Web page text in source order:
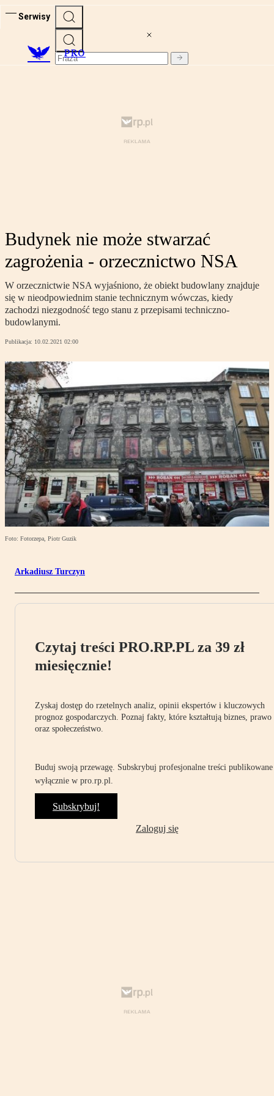
Serwisy
PRO
Budynek nie może stwarzać
zagrożenia - orzecznictwo NSA
W orzecznictwie NSA wyjaśniono, że obiekt budowlany znajduje
się w nieodpowiednim stanie technicznym wówczas, kiedy
zachodzi niezgodność tego stanu z przepisami techniczno-
budowlanymi.
Publikacja: 10.02.2021 02:00
Foto: Fotorzepa, Piotr Guzik
Arkadiusz Turczyn
Czytaj treści PRO.RP.PL za 39 zł
miesięcznie!
Zyskaj dostęp do rzetelnych analiz, opinii ekspertów i kluczowych
prognoz gospodarczych. Poznaj fakty, które kształtują biznes, prawo
oraz społeczeństwo.
Buduj swoją przewagę. Subskrybuj profesjonalne treści publikowane
wyłącznie w pro.rp.pl.
Subskrybuj!
Zaloguj się